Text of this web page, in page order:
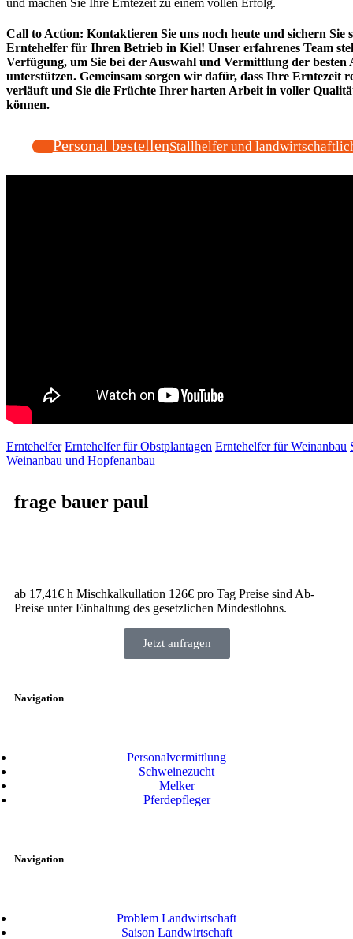
und machen Sie Ihre Erntezeit zu einem vollen Erfolg.
Call to Action: Kontaktieren Sie uns noch heute und sichern Sie
Erntehelfer für Ihren Betrieb in Kiel! Unser erfahrenes Team
Verfügung, um Sie bei der Auswahl und Vermittlung der besten
unterstützen. Gemeinsam sorgen wir dafür, dass Ihre Erntezeit
verläuft und Sie die Früchte Ihrer harten Arbeit in voller
können.
Personal bestellenStallhelfer und
Erntehelfer Erntehelfer für Obstplantagen Erntehelfer für Weinanbau
Weinanbau und Hopfenanbau
frage bauer paul
ab 17,41€ h Mischkalkullation 126€ pro Tag Preise sind Ab-
Preise unter Einhaltung des gesetzlichen Mindestlohns.
Jetzt anfragen
Navigation
Personalvermittlung
Schweinezucht
Melker
Pferdepfleger
Navigation
Problem Landwirtschaft
Saison Landwirtschaft